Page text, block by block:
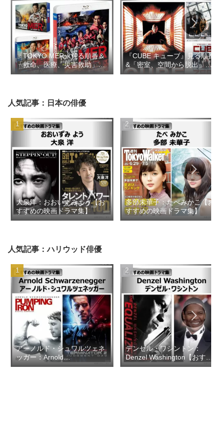
『TOKYO MER』見る順番＆
「救命、医療、災害救助」の
似た映画ドラマ【おすすめの
『CUBE キューブ』見る順番
&「密室、空間から脱出」の
似た映画【おすすめの映画ド
人気記事：日本の俳優
大泉洋：おおいずみよう【お
すすめの映画ドラマ集】
多部未華子：たべみかこ【お
すすめの映画ドラマ集】
人気記事：ハリウッド俳優
アーノルド・シュワルツェネ
ッガー：Arnold
Schwarzenegger【おすすめ
デンゼル・ワシントン：
Denzel Washington【おすす
めの映画ドラマ集】